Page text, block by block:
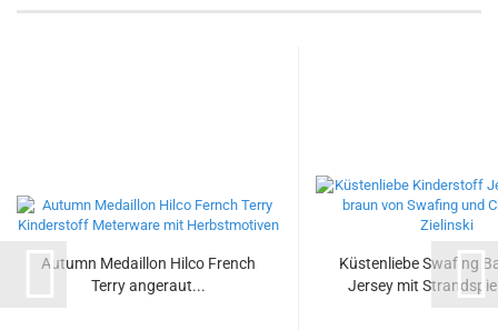
Autumn Medaillon Hilco French
Terry angeraut...
Küstenliebe Swafing
Jersey mit